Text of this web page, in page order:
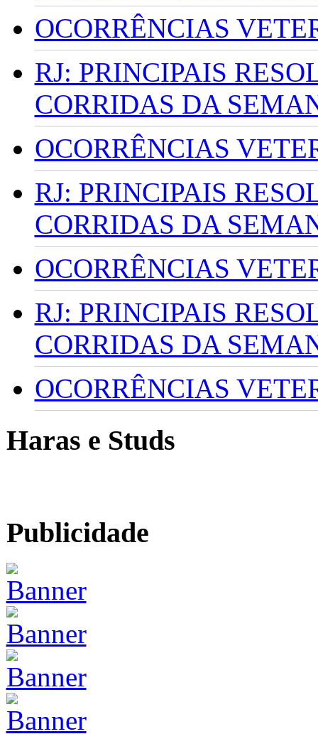
OCORRÊNCIAS
RJ: PRINCIPAIS
CORRIDAS DA
OCORRÊNCIAS
RJ: PRINCIPAIS
CORRIDAS DA
OCORRÊNCIAS
RJ: PRINCIPAIS
CORRIDAS DA
OCORRÊNCIAS
Haras e Studs
Publicidade